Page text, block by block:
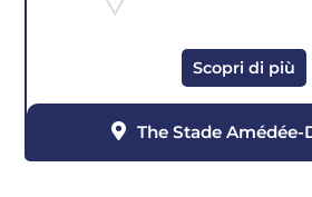
The Stade
Scopri di più